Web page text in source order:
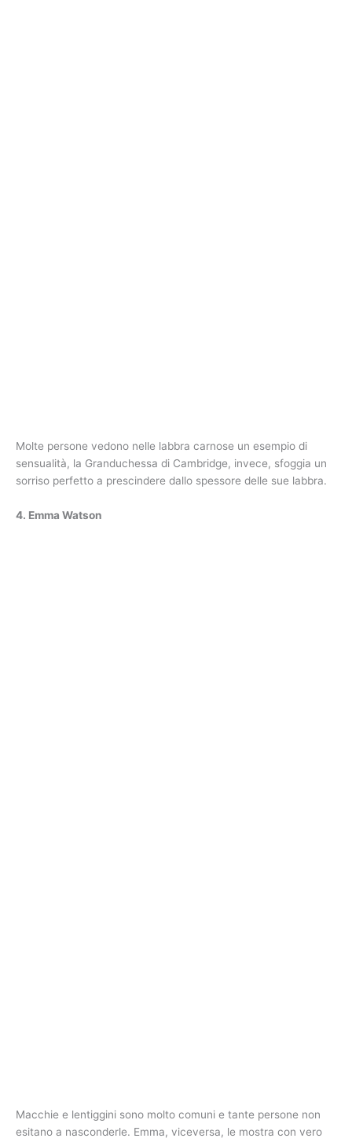
Molte persone vedono nelle labbra carnose un esempio di
sensualità, la Granduchessa di Cambridge, invece, sfoggia un
sorriso perfetto a prescindere dallo spessore delle sue labbra.
4. Emma Watson
Macchie e lentiggini sono molto comuni e tante persone non
esitano a nasconderle. Emma, viceversa, le mostra con vero